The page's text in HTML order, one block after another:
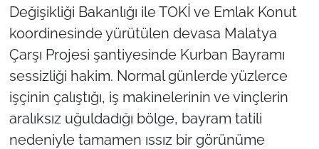
Değişikliği Bakanlığı ile TOKİ ve Emlak Konut
koordinesinde yürütülen devasa Malatya
Çarşı Projesi şantiyesinde Kurban Bayramı
sessizliği hakim. Normal günlerde yüzlerce
işçinin çalıştığı, iş makinelerinin ve vinçlerin
aralıksız uğuldadığı bölge, bayram tatili
nedeniyle tamamen ıssız bir görünüme